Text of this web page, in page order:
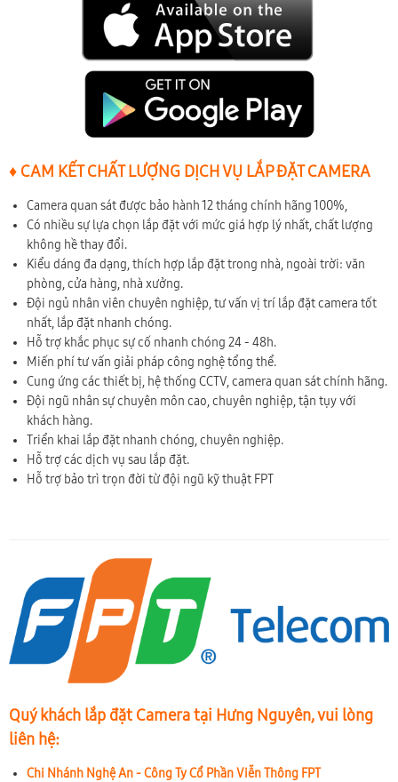
♦ CAM KẾT CHẤT LƯỢNG DỊCH VỤ LẮP ĐẶT CAMERA
Camera quan sát được bảo hành 12 tháng chính hãng 100%,
Có nhiều sự lựa chọn lắp đặt với mức giá hợp lý nhất, chất lượng
không hề thay đổi.
Kiểu dáng đa dạng, thích hợp lắp đặt trong nhà, ngoài trời: văn
phòng, cửa hàng, nhà xưởng.
Đội ngủ nhân viên chuyên nghiệp, tư vấn vị trí lắp đặt camera tốt
nhất, lắp đặt nhanh chóng.
Hỗ trợ khắc phục sự cố nhanh chóng 24 - 48h.
Miến phí tư vấn giải pháp công nghệ tổng thể.
Cung ứng các thiết bị, hệ thống CCTV, camera quan sát chính hãng.
Đội ngũ nhân sự chuyên môn cao, chuyên nghiệp, tận tụy với
khách hàng.
Triển khai lắp đặt nhanh chóng, chuyên nghiệp.
Hỗ trợ các dịch vụ sau lắp đặt.
Hỗ trợ bảo trì trọn đời từ đội ngũ kỹ thuật FPT
Quý khách lắp đặt Camera tại Hưng Nguyên, vui lòng
liên hệ:
Chi Nhánh Nghệ An - Công Ty Cổ Phần Viễn Thông FPT